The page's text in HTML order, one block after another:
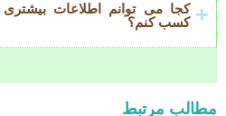
کجا می توانم اطلاعات بیشتری
کسب کنم؟
مطالب مرتبط